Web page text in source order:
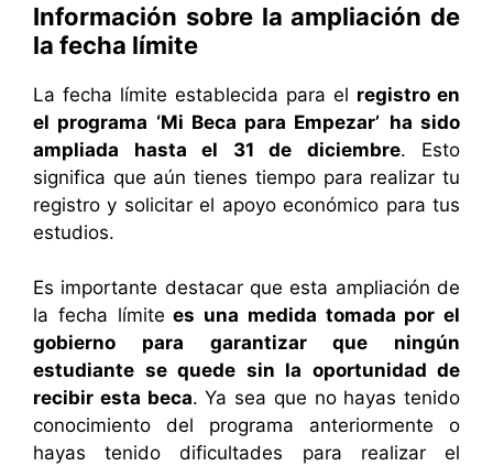
Información sobre la ampliación de
la fecha límite
La fecha límite establecida para el registro en
el programa ‘Mi Beca para Empezar’ ha sido
ampliada hasta el 31 de diciembre. Esto
significa que aún tienes tiempo para realizar tu
registro y solicitar el apoyo económico para tus
estudios.
Es importante destacar que esta ampliación de
la fecha límite es una medida tomada por el
gobierno para garantizar que ningún
estudiante se quede sin la oportunidad de
recibir esta beca. Ya sea que no hayas tenido
conocimiento del programa anteriormente o
hayas tenido dificultades para realizar el